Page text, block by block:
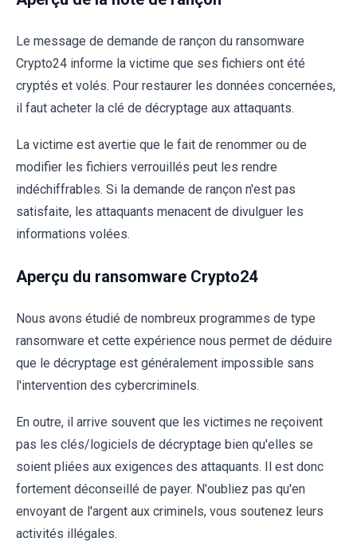
Le message de demande de rançon du ransomware
Crypto24 informe la victime que ses fichiers ont été
cryptés et volés. Pour restaurer les données concernées,
il faut acheter la clé de décryptage aux attaquants.
La victime est avertie que le fait de renommer ou de
modifier les fichiers verrouillés peut les rendre
indéchiffrables. Si la demande de rançon n'est pas
satisfaite, les attaquants menacent de divulguer les
informations volées.
Aperçu du ransomware Crypto24
Nous avons étudié de nombreux programmes de type
ransomware et cette expérience nous permet de déduire
que le décryptage est généralement impossible sans
l'intervention des cybercriminels.
En outre, il arrive souvent que les victimes ne reçoivent
pas les clés/logiciels de décryptage bien qu'elles se
soient pliées aux exigences des attaquants. Il est donc
fortement déconseillé de payer. N'oubliez pas qu'en
envoyant de l'argent aux criminels, vous soutenez leurs
activités illégales.